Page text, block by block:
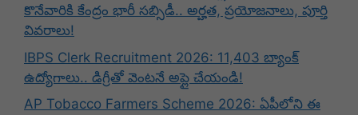
కొనేవారికి కేంద్రం భారీ సబ్సిడీ.. అర్హత, ప్రయోజనాలు, పూర్తి
వివరాలు!
IBPS Clerk Recruitment 2026: 11,403 బ్యాంక్
ఉద్యోగాలు.. డిగ్రీతో వెంటనే అప్లై చేయండి!
AP Tobacco Farmers Scheme 2026: ఏపీలోని ఈ